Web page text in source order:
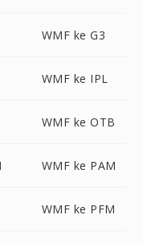
WMF ke G3
WMF ke IPL
WMF ke OTB
WMF ke PAM
WMF ke PFM